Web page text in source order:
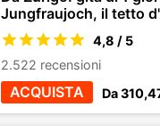
Jungfraujoch, il tetto
4,8 / 5
2.522 recensioni
ACQUISTA Da